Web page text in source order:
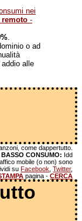
nei
remoto -
.
o ad
alle
come dappertutto.
BASSO CONSUMO: Idd
mobile (o non) sono
suFacebook ,Twitter,
pagina -CERCA